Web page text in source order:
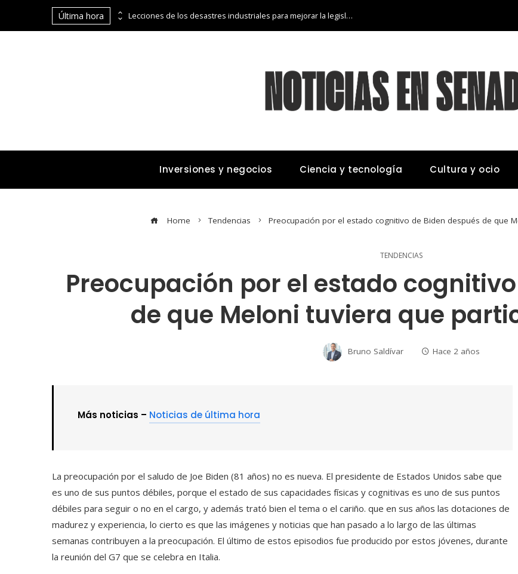
Última hora Belice y la economía azul: un enfoque integral para la transformación económica Lecciones de los desastres industriales para mejorar la legislación ambiental
Inversiones y negocios Ciencia y tecnología Cultura y ocio
Home Tendencias Preocupación por el estado cognitivo de Biden después de que
TENDENCIAS
Preocupación por el estado
de que Meloni tuviera que
Bruno Saldívar Hace 2 años
Más noticias – Noticias de última hora
La preocupación por el saludo de Joe Biden (81 años) no es nueva. El presidente de Estados Unidos sabe que
es uno de sus puntos débiles, porque el estado de sus capacidades físicas y cognitivas es uno de sus puntos
débiles para seguir o no en el cargo, y además trató bien el tema o el cariño. que en sus años las dotaciones de
madurez y experiencia, lo cierto es que las imágenes y noticias que han pasado a lo largo de las últimas
semanas contribuyen a la preocupación. El último de estos episodios fue producido por estos jóvenes, durante
la reunión del G7 que se celebra en Italia.